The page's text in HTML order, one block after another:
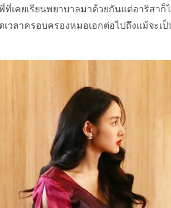
ที่เคยเรียนพยาบาลมาด้วยกันแต่อาริสา
เวลาครอบครองหมอเอกต่อไปถึงแม้จะ